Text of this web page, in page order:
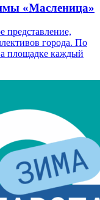
«Масленица»
представление,
города. По
площадке каждый